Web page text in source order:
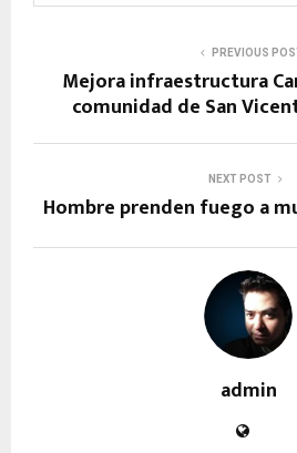
PREVIOUS
Mejora infraestructura
comunidad de San
NEXT POST
Hombre prenden fuego a
admin